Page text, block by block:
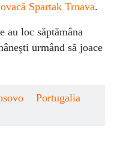
Spartak Trnava.
au loc săptămâna
urmând să joace
Portugalia